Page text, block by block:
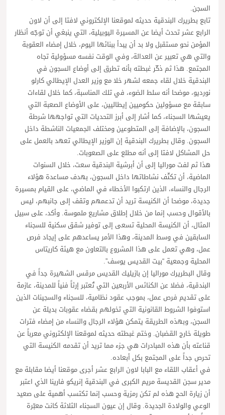
السجن.
تابع بطريرك البندقية حديثه لموقعنا الإلكتروني لافتا إلى أن لاون
الرابع عشر تحدث أيضا عن المسيرة اليوبيلية، التي ينبغي أن توجّه أنظار
المؤمن نحو مستقبل ولا بد أن يبدأ ببنائها اليوم، خلال إمضاء العقوبة
والتي هي تعبير عن العدالة، وفي الوقت نفسه مسؤولية تجاه
المجتمع. هذا ثم ذكّر غبطته بأنه تطرق إلى أوضاع السجون في
البندقية خلال لقاء جمعه لشهر خلا مع وزير العدل الإيطالي كارلو
نورديو، موضحا أنه سلط الضوء، في تلك المناسبة، كما خلال لقاءات
سابقة مع مسؤولين حكوميين إيطاليين، على الأوضاع الصعبة التي
يعيشها السجناء، كما أشار إلى أبرز التحديات التي تواجهها شرطة
السجون، بالإضافة إلى المتطوعين ومختلف الجمعيات الناشطة داخل
السجون. وقال بطريرك البندقية إن الوزير الإيطالي تعهد بالعمل على
حل المشاكل لافتا إلى أنه مطلع على الصعوبات.
هذا ثم لفت موراليا إلى أن أبرشية البندقية سعت، خلال السنوات
الماضية، أن تكثّف نشاطاتها داخل السجون، بهدف مساعدة هؤلاء
الرجال والنساء، الذين ارتكبوا الأخطاء في الماضي، على القيام بمسيرة
جديدة، موضحا أن الكنيسة تريد أن تدعمهم وتقف إلى جانبهم، ليس
بالأقوال وحسب إنما من خلال إطلاق مشاريع ملموسة. وأكد، على سبيل
المثال، أن الكنيسة المحلية تسعى إلى توفير شقق سكنية للسجناء
السابقين في وسط المدينة، وهذا الأمر يساعدهم على إيجاد فرص
عمل، وهي تعمل على هذا المشروع بالتعاون مع هيئة كاريتاس
المحلية وجمعية “بيت القديس يوسف”.
وقال البطريرك موراليا إن بازيليك القديس مرقس الشهيرة جداً في
البندقية، فضلا عن الكنائس الأربعين التي تُعتبر إرثاً فنياً للمدينة، عازمة
على تقديم فرص عمل، بموجب عقود نظامية، للسجناء والسجينات الذين
استوفوا الشروط القانونية التي تخولهم بقضاء عقوبات بديلة عن
السجن، وبهذه الطريقة يتمكن هؤلاء الرجال والنساء من إمضاء فترات
طويلة خارج القضبان. وختم غبطته حديثه لموقعنا الإلكتروني معرباً عن
قناعته بأن هذه المبادرات هي جزء مما تريد أن تقدمه الكنيسة التي
تحرص جداً على المجتمع بكل أبعاده.
في أعقاب اللقاء مع البابا لاون الرابع عشر أجرى موقعنا أيضا مقابلة مع
مدير سجن القديسة مريم الكبرى في البندقية إنريكو فارينا الذي اعتبر
أن زيارة الحج هذه لم تكن رمزية وحسب إنما تكتسب أهمية على صعيد
الوعي والولادة الجديدة. وقال إن عيون السجناء الثلاثة كانت معبّرة